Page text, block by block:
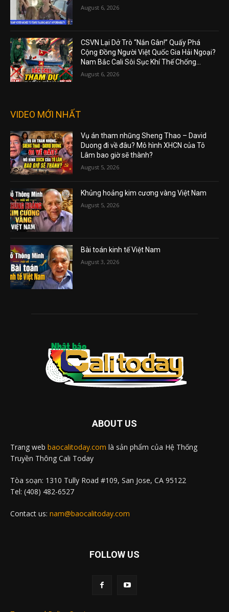
August 6, 2026
CSVN Lại Dở Trò “Nắn Gân!” Quấy Phá
Cộng Đồng Người Việt Quốc Gia Hải Ngoại?
Nam Bắc Cali Sôi Sục Khí Thế Chống...
August 6, 2026
VIDEO MỚI NHẤT
Vụ án tham nhũng Sheng Thao – David
Duong đi về đâu? Mô hình XHCN của Tô
Lâm bao giờ sẽ thành?
August 5, 2026
Khủng hoảng kim cương vàng Việt Nam
August 5, 2026
Bài toán kinh tế Việt Nam
August 3, 2026
ABOUT US
Trang web baocalitoday.com là sản phẩm của Hệ Thống
Truyền Thông Cali Today
Tòa soạn: 1310 Tully Road #109, San Jose, CA 95122
Tel: (408) 482-6527
Contact us: nam@baocalitoday.com
FOLLOW US